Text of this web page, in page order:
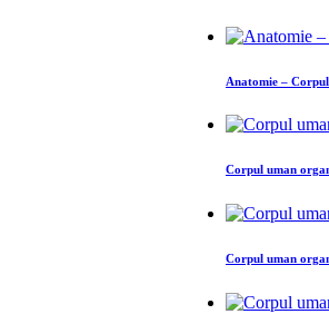
Anatomie –
Corpul uman
Corpul uman